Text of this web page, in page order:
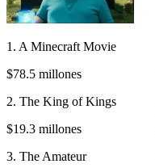
1. A Minecraft Movie
$78.5 millones
2. The King of Kings
$19.3 millones
3. The Amateur